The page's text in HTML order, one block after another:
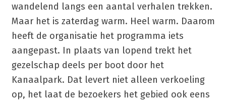
wandelend langs een aantal verhalen trekken.
Maar het is zaterdag warm. Heel warm. Daarom
heeft de organisatie het programma iets
aangepast. In plaats van lopend trekt het
gezelschap deels per boot door het
Kanaalpark. Dat levert niet alleen verkoeling
op, het laat de bezoekers het gebied ook eens